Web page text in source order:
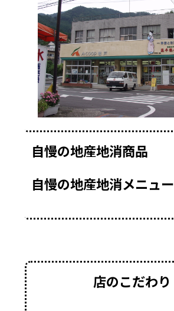
自慢の地産地消商品
自慢の地産地消メニュー
店のこだわり